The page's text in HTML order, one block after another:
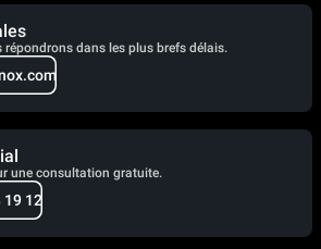
répondrons dans les plus brefs délais.
une consultation gratuite.
19 12